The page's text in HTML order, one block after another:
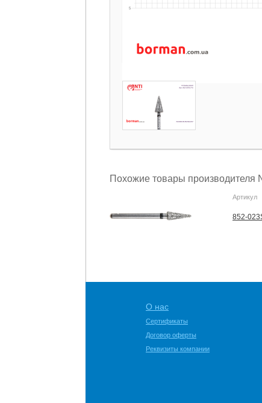
Похожие товары производителя
Артикул
852-
О нас
Сертификаты
Договор оферты
Реквизиты компании